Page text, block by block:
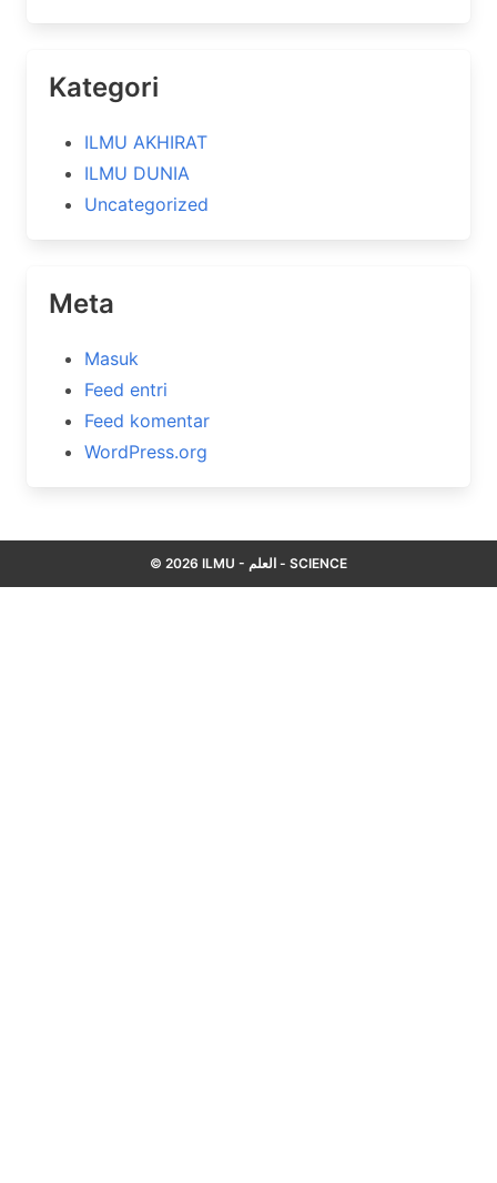
Kategori
ILMU AKHIRAT
ILMU DUNIA
Uncategorized
Meta
Masuk
Feed entri
Feed komentar
WordPress.org
© 2026 ILMU - العلم - SCIENCE